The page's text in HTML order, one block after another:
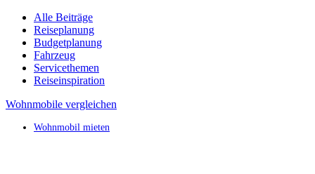
Alle Beiträge
Reiseplanung
Budgetplanung
Fahrzeug
Servicethemen
Reiseinspiration
Wohnmobile vergleichen
Wohnmobil mieten